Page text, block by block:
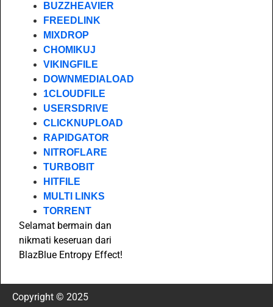
BUZZHEAVIER
FREEDLINK
MIXDROP
CHOMIKUJ
VIKINGFILE
DOWNMEDIALOAD
1CLOUDFILE
USERSDRIVE
CLICKNUPLOAD
RAPIDGATOR
NITROFLARE
TURBOBIT
HITFILE
MULTI LINKS
TORRENT
Selamat bermain dan
nikmati keseruan dari
BlazBlue Entropy Effect!
Copyright © 2025